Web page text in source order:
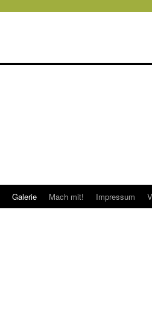
Galerie Mach mit! Impressum